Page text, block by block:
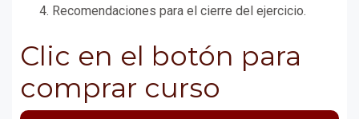
Recomendaciones para el cierre del ejercicio.
Clic en el botón para
comprar curso